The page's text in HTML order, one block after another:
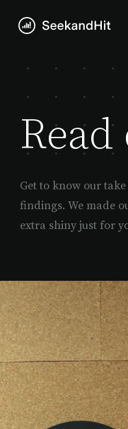
Get to know our
findings. We made
extra shiny just for